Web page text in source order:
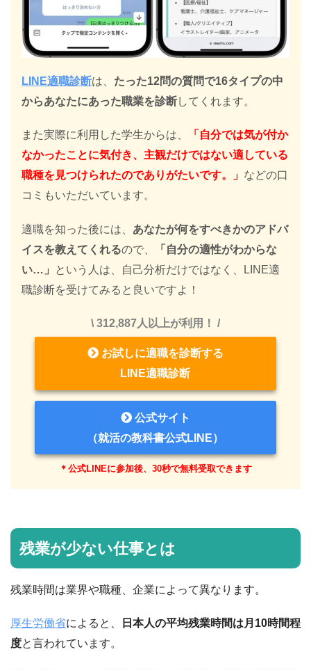
LINE適職診断は、 たった12問の質問で16タイプの中
からあなたにあった職業を診断してくれます。
また実際に利用した学生からは、
「自分では気が付か
なかったことに気付き、主観だけではない適している
職種を見つけられたのでありがたいです。」 などの口
コミもいただいています。
適職を知った後には、 あなたが何をすべきかのアドバ
イスを教えてくれるので、
「自分の適性がわからな
い…」
という人は、自己分析だけではなく、LINE適
職診断を受けてみると良いですよ！
\ 312,887人以上が利用！ /
お試しに適職を診断する
LINE適職診断
公式サイト
（就活の教科書公式LINE）
＊公式LINEに参加後、30秒で無料受取できます
残業が少ない仕事とは
残業時間は業界や職種、企業によって異なります。
厚生労働省によると、
日本人の平均残業時間は月10時間程
度と言われています。